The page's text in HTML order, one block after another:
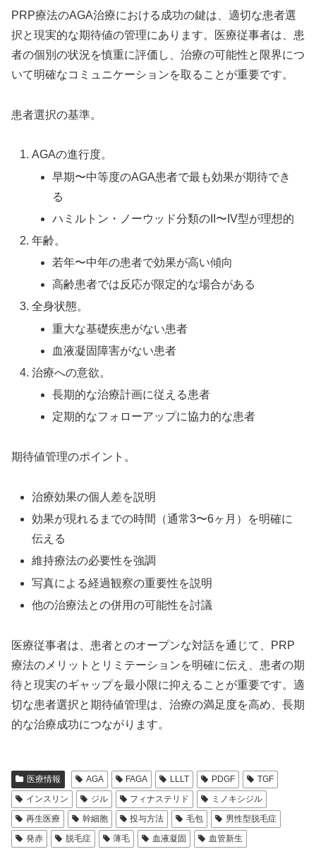
PRP療法のAGA治療における成功の鍵は、適切な患者選
択と現実的な期待値の管理にあります。医療従事者は、患
者の個別の状況を慎重に評価し、治療の可能性と限界につ
いて明確なコミュニケーションを取ることが重要です。
患者選択の基準。
AGAの進行度。
早期〜中等度のAGA患者で最も効果が期待でき
る
ハミルトン・ノーウッド分類のII〜IV型が理想的
年齢。
若年〜中年の患者で効果が高い傾向
高齢患者では反応が限定的な場合がある
全身状態。
重大な基礎疾患がない患者
血液凝固障害がない患者
治療への意欲。
長期的な治療計画に従える患者
定期的なフォローアップに協力的な患者
期待値管理のポイント。
治療効果の個人差を説明
効果が現れるまでの時間（通常3〜6ヶ月）を明確に
伝える
維持療法の必要性を強調
写真による経過観察の重要性を説明
他の治療法との併用の可能性を討議
医療従事者は、患者とのオープンな対話を通じて、PRP
療法のメリットとリミテーションを明確に伝え、患者の期
待と現実のギャップを最小限に抑えることが重要です。適
切な患者選択と期待値管理は、治療の満足度を高め、長期
的な治療成功につながります。
医療情報 AGA FAGA LLLT PDGF
TGF
インスリン
ジル フィナステリド
ミノキシジル
再生医療
幹細胞 投与方法 毛包
男性型脱毛症
発赤
脱毛症 薄毛 血液凝固 血管新生